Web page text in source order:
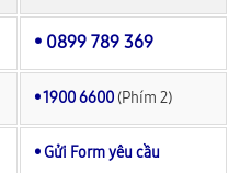
• 0899 789 369
• 1900 6600 (Phím 2)
• Gửi Form yêu cầu